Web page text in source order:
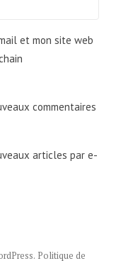
et mon site web
commentaires
articles par e-
. Politique de